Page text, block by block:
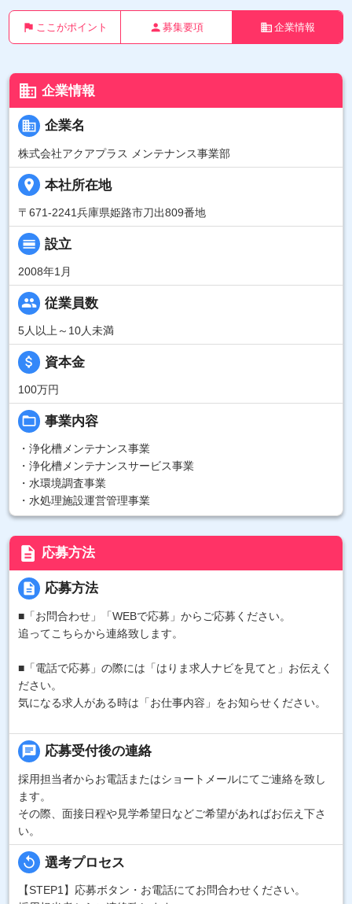
flag ここがポイント person 募集要項 business 企業情報
business 企業情報
business 企業名
株式会社アクアプラス メンテナンス事業部
place 本社所在地
〒671-2241兵庫県姫路市刀出809番地
calendar_view_day 設立
2008年1月
people 従業員数
5人以上～10人未満
attach_money 資本金
100万円
folder_open 事業内容
・浄化槽メンテナンス事業
・浄化槽メンテナンスサービス事業
・水環境調査事業
・水処理施設運営管理事業
description 応募方法
description 応募方法
■「お問合わせ」「WEBで応募」からご応募ください。
追ってこちらから連絡致します。
■「電話で応募」の際には「はりま求人ナビを見てと」お伝えく
ださい。
気になる求人がある時は「お仕事内容」をお知らせください。
chat 応募受付後の連絡
採用担当者からお電話またはショートメールにてご連絡を致し
ます。
その際、面接日程や見学希望日などご希望があればお伝え下さ
い。
replay 選考プロセス
【STEP1】応募ボタン・お電話にてお問合わせください。